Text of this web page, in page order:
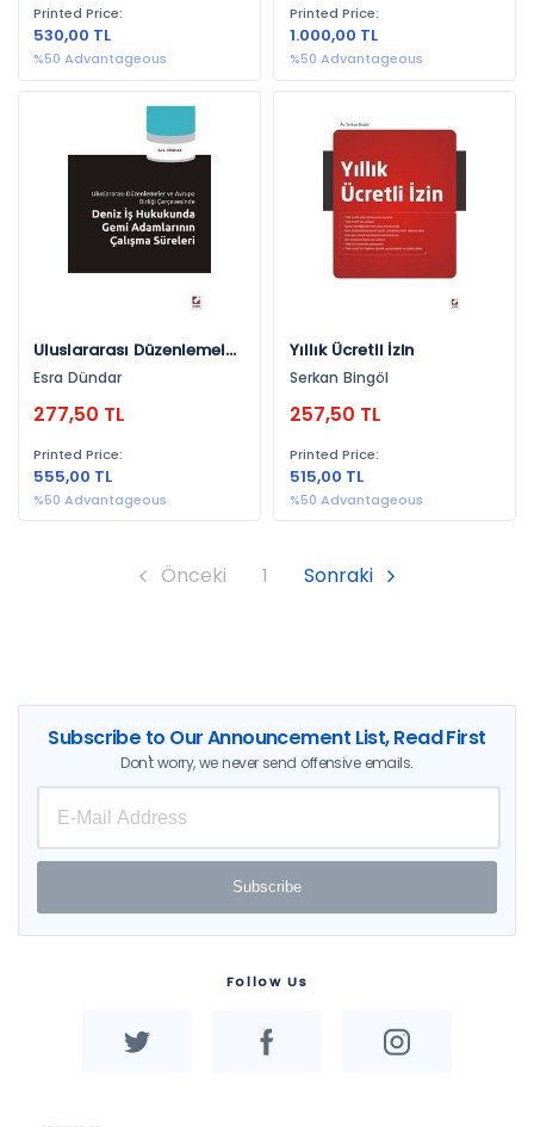
Printed Price:
530,00 TL
%50 Advantageous
Printed Price:
1.000,00 TL
%50 Advantageous
Uluslararası Düzenlemeler
Ve Avrupa Birliği
Hukukunda Gemi
Süreleri
Esra Dündar
277,50 TL
Printed Price:
555,00 TL
%50 Advantageous
Yıllık Ücretli İzin
Serkan Bingöl
257,50 TL
Printed Price:
515,00 TL
%50 Advantageous
Önceki 1 Sonraki
Subscribe to Our Announcement List, Read First
Don't worry, we never send offensive emails.
Subscribe
Follow Us